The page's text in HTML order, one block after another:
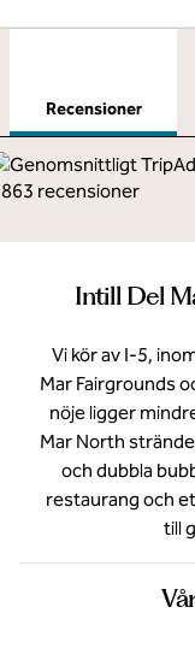
Recensioner
Intill Del
Vi kör av I-5,
Mar Fairgrounds
nöje ligger
Mar North
och dubbla
restaurang och
till